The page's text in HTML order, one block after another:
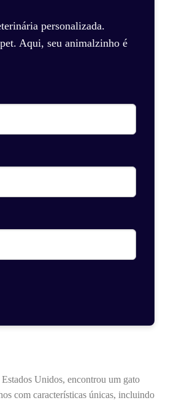
personalizada.
Aqui, seu animalzinho é
Unidos, encontrou um gato
com características únicas, incluindo